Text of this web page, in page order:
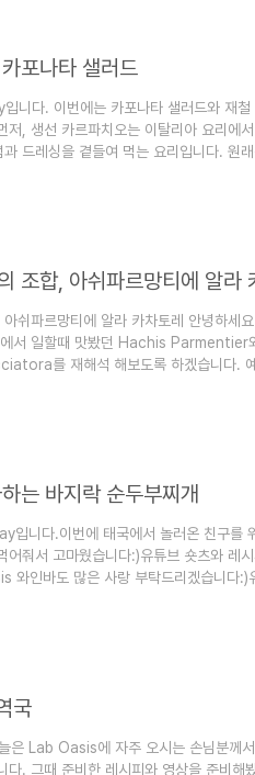
포나타 샐러드
니다. 이번에는 카포나타 샐러드와 재철
, 생선 카르파치오는 이탈리아 요리에
드레싱을 곁들여 먹는 요리입니다. 원
태로 즐기는 변형 요리입니다. 카포나타
조합, 아쉬파르망티에 알라
쉬파르망티에 알라 카차토레 안녕하세
서 일할때 맛봤던 Hachis Parmentier
를 재해석 해보도록 하겠습니다.
까차토레로 토마토와 허브의 상큼함과
는 바지락 순두부찌개
입니다.이번에 태국에서 놀러온 친구를
어줘서 고마웠습니다:)유튜브 숏츠와 레
와인바도 많은 사랑 부탁드리겠습니다:)
다림 서해안 산지직송 생물 갯벌 참바
국
은 Lab Oasis에 자주 오시는 손님분께
다. 그때 준비한 레시피와 영상을 준비해